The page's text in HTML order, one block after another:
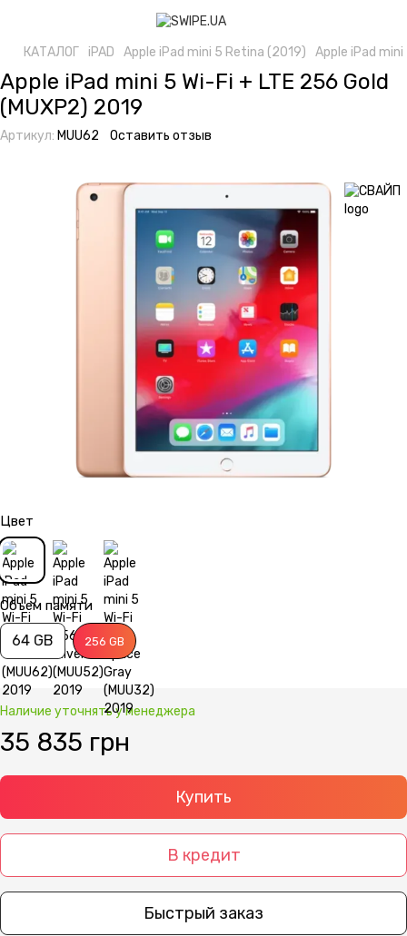
КАТАЛОГ iPAD Apple iPad mini 5 Retina (2019) Apple iPad mini
Apple iPad mini 5 Wi-Fi + LTE 256 Gold
(MUXP2) 2019
Артикул: MUU62 Оставить отзыв
Цвет
Объем памяти
64 GB 256 GB
Наличие уточнять у менеджера
35 835 грн
Купить
В кредит
Быстрый заказ